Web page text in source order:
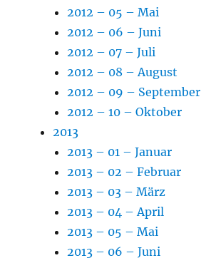
2012 – 05 – Mai
2012 – 06 – Juni
2012 – 07 – Juli
2012 – 08 – August
2012 – 09 – September
2012 – 10 – Oktober
2013
2013 – 01 – Januar
2013 – 02 – Februar
2013 – 03 – März
2013 – 04 – April
2013 – 05 – Mai
2013 – 06 – Juni